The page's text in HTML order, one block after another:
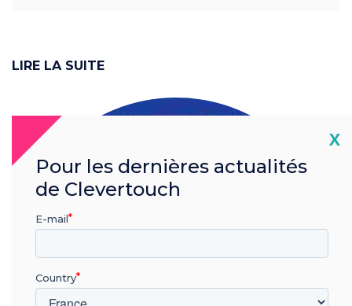
LIRE LA SUITE
X
Pour les dernières actualités
de Clevertouch
E-mail
Country